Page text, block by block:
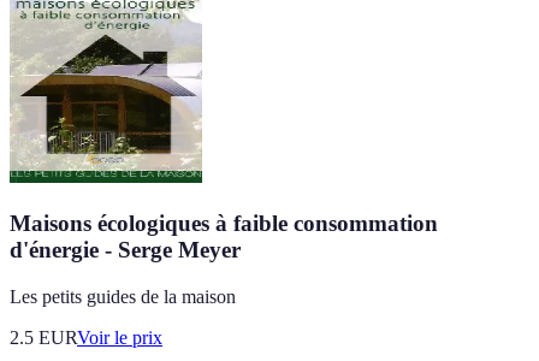
Maisons écologiques à faible consommation
d'énergie - Serge Meyer
Les petits guides de la maison
2.5 EURVoir le prix